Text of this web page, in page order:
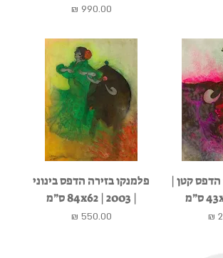
מחיר
הדפס קטן |
פלמנקו בזירה הדפס בינוני
| 2003 | 84x62 ס״מ
מחיר